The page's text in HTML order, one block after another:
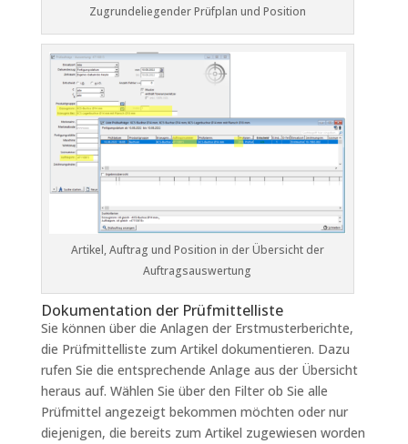
Zugrundeliegender Prüfplan und Position
Artikel, Auftrag und Position in der Übersicht der
Auftragsauswertung
Dokumentation der Prüfmittelliste
Sie können über die Anlagen der Erstmusterberichte,
die Prüfmittelliste zum Artikel dokumentieren. Dazu
rufen Sie die entsprechende Anlage aus der Übersicht
heraus auf. Wählen Sie über den Filter ob Sie alle
Prüfmittel angezeigt bekommen möchten oder nur
diejenigen, die bereits zum Artikel zugewiesen worden